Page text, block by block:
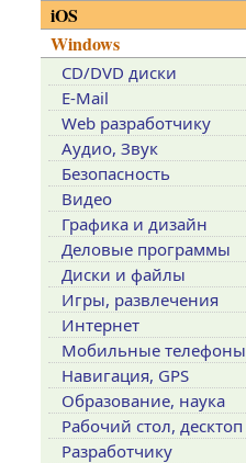
iOS
Windows
CD/DVD диски
E-Mail
Web разработчику
Аудио, Звук
Безопасность
Видео
Графика и дизайн
Деловые программы
Диски и файлы
Игры, развлечения
Интернет
Мобильные телефоны
Навигация, GPS
Образование, наука
Рабочий стол, десктоп
Разработчику